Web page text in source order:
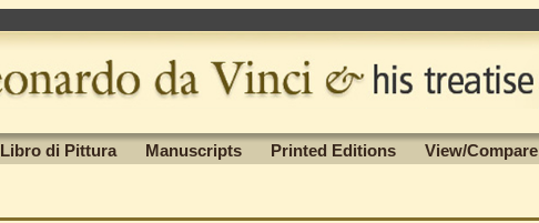
Libro di Pittura Manuscripts Printed Editions View/Compare